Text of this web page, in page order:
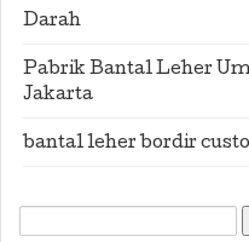
Darah
Pabrik Bantal Leher
Jakarta
bantal leher bordir
Search